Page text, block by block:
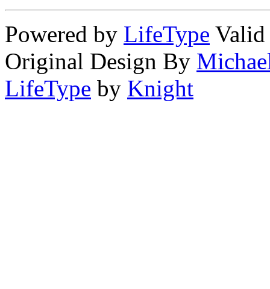
Powered by LifeType
Original Design By
LifeType by Knight